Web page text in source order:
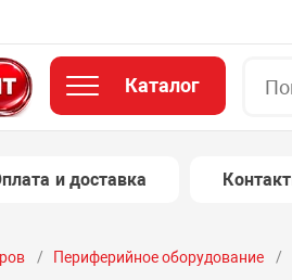
Каталог
и доставка
Периферийное оборудование